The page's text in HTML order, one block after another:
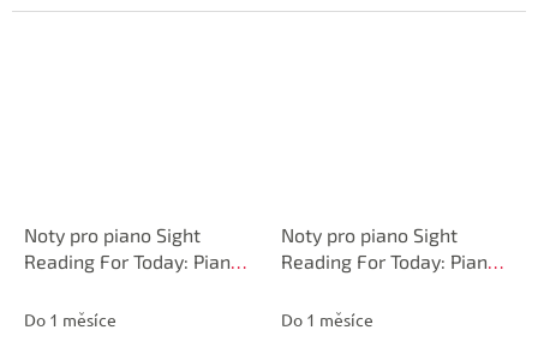
Noty pro piano Sight
Reading For Today: Piano
Do 1 měsíce
Noty pro piano Sight
Reading For Today: Piano
Do 1 měsíce